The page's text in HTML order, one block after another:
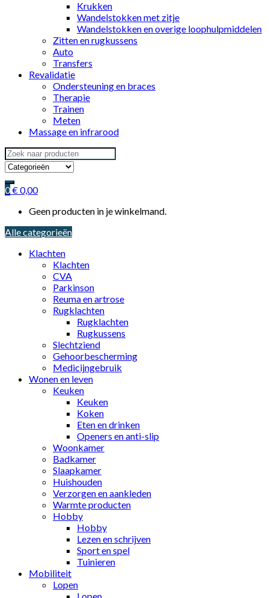
Krukken
Wandelstokken met zitje
Wandelstokken en overige loophulpmiddelen
Zitten en rugkussens
Auto
Transfers
Revalidatie
Ondersteuning en braces
Therapie
Trainen
Meten
Massage en infrarood
Search
for:
0€0,00
Geen producten in je winkelmand.
Alle categorieën
Klachten
Klachten
CVA
Parkinson
Reuma en artrose
Rugklachten
Rugklachten
Rugkussens
Slechtziend
Gehoorbescherming
Medicijngebruik
Wonen en leven
Keuken
Keuken
Koken
Eten en drinken
Openers en anti-slip
Woonkamer
Badkamer
Slaapkamer
Huishouden
Verzorgen en aankleden
Warmte producten
Hobby
Hobby
Lezen en schrijven
Sport en spel
Tuinieren
Mobiliteit
Lopen